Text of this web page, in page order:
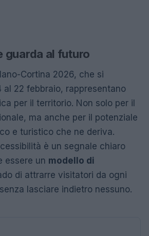
guarda al futuro
Cortina 2026, che si
al 22 febbraio, rappresentano
per il territorio. Non solo per il
ma anche per il potenziale
e turistico che ne deriva.
è un segnale chiaro
essere un modello di
di attrarre visitatori da ogni
lasciare indietro nessuno.